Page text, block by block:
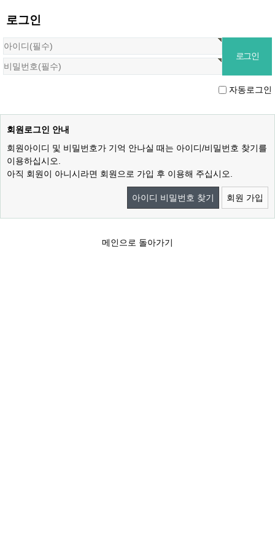
로그인
자동로그인
회원로그인 안내
회원아이디 및 비밀번호가 기억 안나실 때는 아이디/비밀번호 찾기를
이용하십시오.
아직 회원이 아니시라면 회원으로 가입 후 이용해 주십시오.
아이디 비밀번호 찾기 회원 가입
메인으로 돌아가기